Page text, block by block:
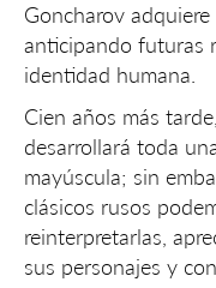
Goncharov
anticipando futuras
identidad humana.
Cien años más
desarrollará toda
mayúscula; sin
clásicos rusos
reinterpretarlas,
sus personajes y